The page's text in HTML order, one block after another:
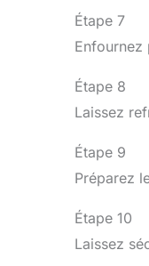
Étape 7
Enfournez
Étape 8
Laissez
Étape 9
Préparez
Étape 10
Laissez